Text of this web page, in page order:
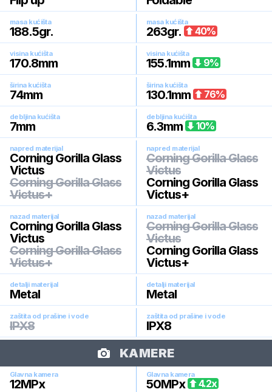
masa kućišta
188.5gr.
masa kućišta
263gr. 40%
visina kućišta
170.8mm
visina kućišta
155.1mm 9%
širina kućišta
74mm
širina kućišta
130.1mm 76%
debljina kućišta
7mm
debljina kućišta
6.3mm 10%
napred materijal
Corning Gorilla Glass
Victus
Corning Gorilla Glass
Victus+
napred materijal
Corning Gorilla Glass
Victus
Corning Gorilla Glass
Victus+
nazad materijal
Corning Gorilla Glass
Victus
Corning Gorilla Glass
Victus+
nazad materijal
Corning Gorilla Glass
Victus
Corning Gorilla Glass
Victus+
detalji materijal
Metal
detalji materijal
Metal
zaštita od prašine i vode
IPX8
zaštita od prašine i vode
IPX8
KAMERE
Glavna kamera
12MPx
Glavna kamera
50MPx 4.2x